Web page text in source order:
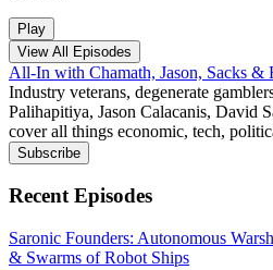
Play
View All Episodes
All-In with Chamath, Jason, Sacks &
Industry veterans, degenerate
Palihapitiya, Jason Calacanis, David
cover all things economic, tech,
Subscribe
Recent Episodes
Saronic Founders: Autonomous
& Swarms of Robot Ships